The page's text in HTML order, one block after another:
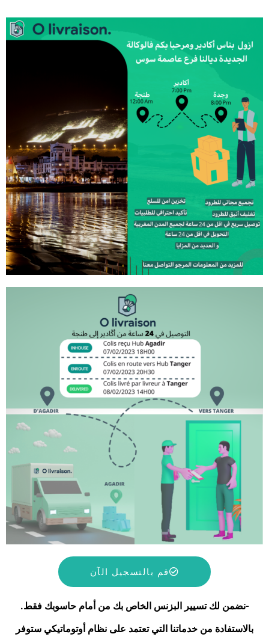
قم بالتسجيل الآن
-نضمن لك تسيير البزنس الخاص بك من أمام حاسوبك فقط.
بالاستفادة من خدماتنا التي تعتمد على نظام أوتوماتيكي ستوفر